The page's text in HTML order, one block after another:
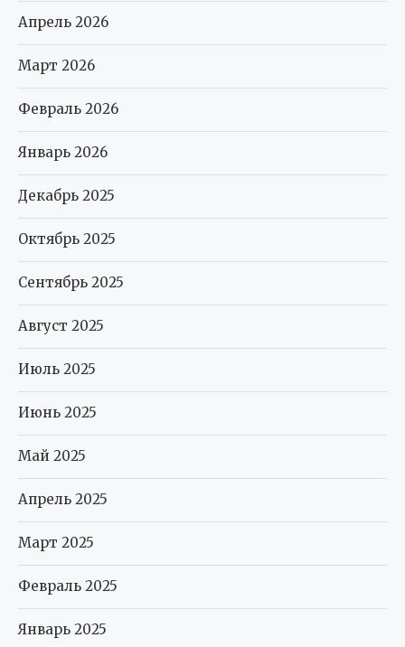
Апрель 2026
Март 2026
Февраль 2026
Январь 2026
Декабрь 2025
Октябрь 2025
Сентябрь 2025
Август 2025
Июль 2025
Июнь 2025
Май 2025
Апрель 2025
Март 2025
Февраль 2025
Январь 2025